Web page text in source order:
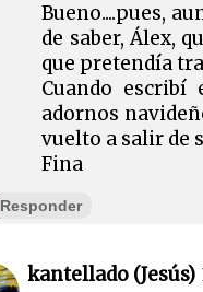
Bueno....pues,
de saber, Álex,
que pretendía
Cuando escribí
adornos
vuelto a salir de
Fina
Responder
kantellado (Jesús)